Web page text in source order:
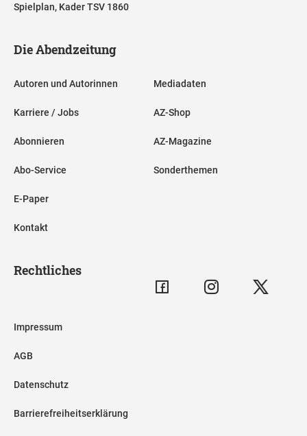
Spielplan, Kader TSV 1860
Die Abendzeitung
Autoren und Autorinnen
Karriere / Jobs
Abonnieren
Abo-Service
E-Paper
Kontakt
Mediadaten
AZ-Shop
AZ-Magazine
Sonderthemen
Rechtliches
Impressum
AGB
Datenschutz
Barrierefreiheitserklärung